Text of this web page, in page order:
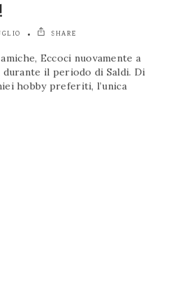
SHARE
Eccoci nuovamente a
il periodo di Saldi. Di
hobby preferiti, l’unica